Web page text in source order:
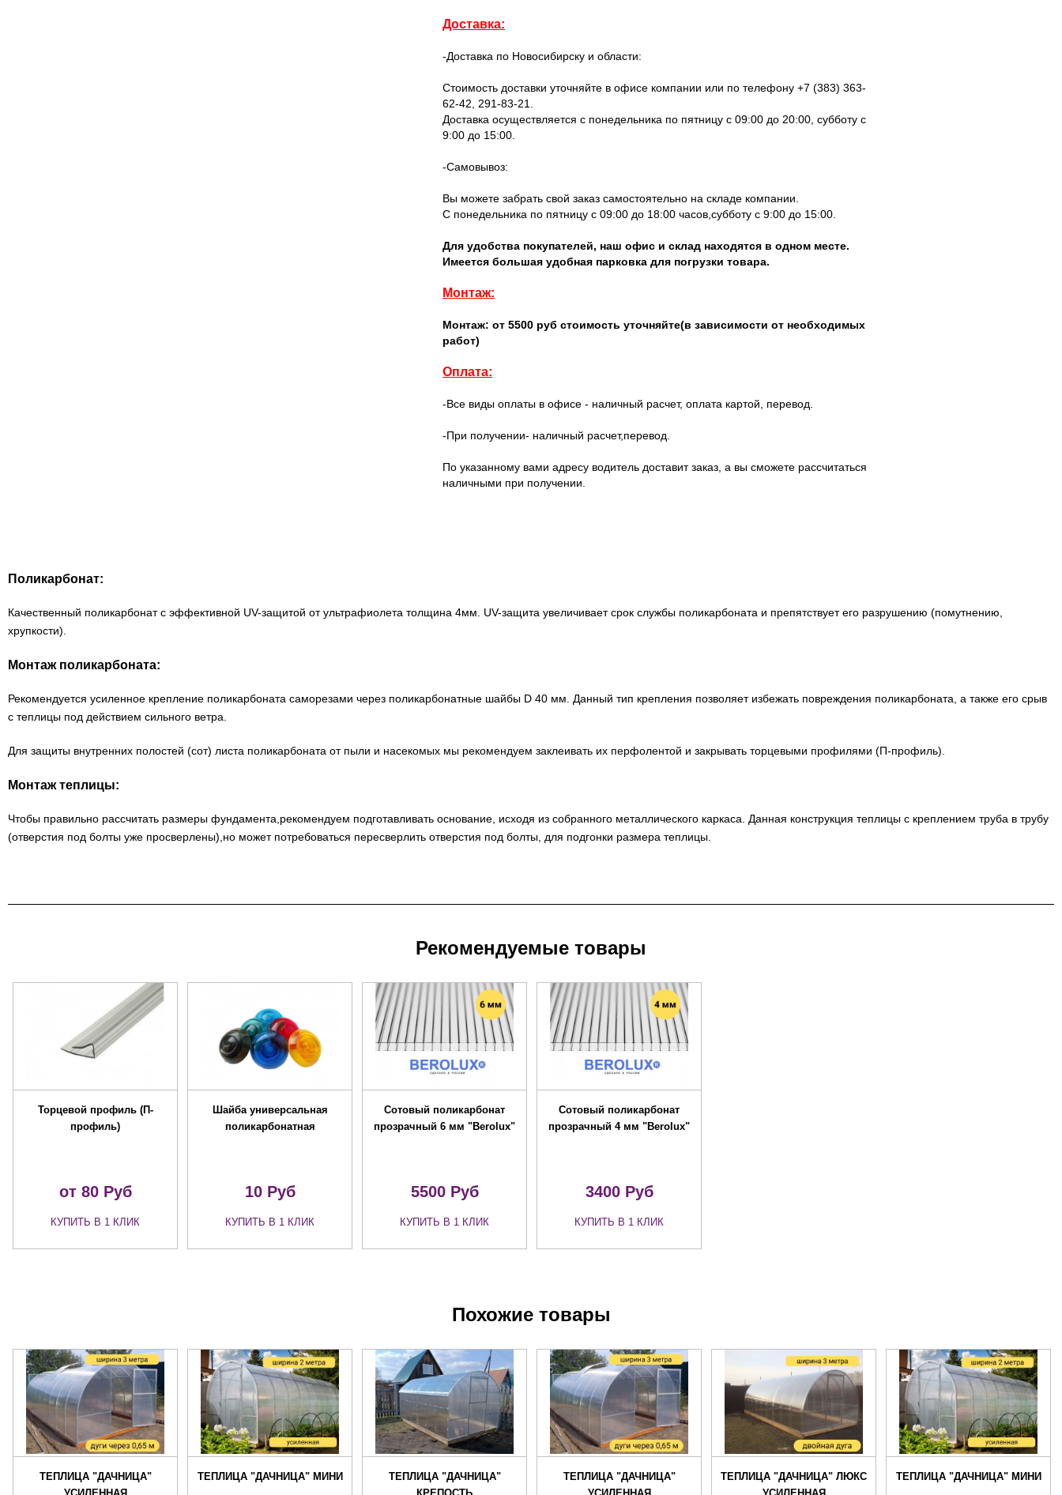
Доставка:
-Доставка по Новосибирску и области:
Стоимость доставки уточняйте в офисе компании или по телефону +7 (383) 363-
62-42, 291-83-21.
Доставка осуществляется с понедельника по пятницу с 09:00 до 20:00, субботу с
9:00 до 15:00.
-Самовывоз:
Вы можете забрать свой заказ самостоятельно на складе компании.
С понедельника по пятницу с 09:00 до 18:00 часов,субботу с 9:00 до 15:00.
Для удобства покупателей, наш офис и склад находятся в одном месте.
Имеется большая удобная парковка для погрузки товара.
Монтаж:
Монтаж: от 5500 руб стоимость уточняйте(в зависимости от необходимых
работ)
Оплата:
-Все виды оплаты в офисе - наличный расчет, оплата картой, перевод.
-При получении- наличный расчет,перевод.
По указанному вами адресу водитель доставит заказ, а вы сможете рассчитаться
наличными при получении.
Поликарбонат:
Качественный поликарбонат с эффективной UV-защитой от ультрафиолета толщина 4мм. UV-защита увеличивает срок службы поликарбоната и препятствует его разрушению (помутнению,
хрупкости).
Монтаж поликарбоната:
Рекомендуется усиленное крепление поликарбоната саморезами через поликарбонатные шайбы D 40 мм. Данный тип крепления позволяет избежать повреждения поликарбоната, а также его срыв
с теплицы под действием сильного ветра.
Для защиты внутренних полостей (сот) листа поликарбоната от пыли и насекомых мы рекомендуем заклеивать их перфолентой и закрывать торцевыми профилями (П-профиль).
Монтаж теплицы:
Чтобы правильно рассчитать размеры фундамента,рекомендуем подготавливать основание, исходя из собранного металлического каркаса. Данная конструкция теплицы с креплением труба в трубу
(отверстия под болты уже просверлены),но может потребоваться пересверлить отверстия под болты, для подгонки размера теплицы.
Рекомендуемые товары
Торцевой профиль (П-
профиль)
от 80Руб
КУПИТЬ В 1 КЛИК
Шайба универсальная
поликарбонатная
10Руб
КУПИТЬ В 1 КЛИК
Сотовый поликарбонат
прозрачный 6 мм "Berolux"
5500Руб
КУПИТЬ В 1 КЛИК
Сотовый поликарбонат
прозрачный 4 мм "Berolux"
3400Руб
КУПИТЬ В 1 КЛИК
Похожие товары
ТЕПЛИЦА "ДАЧНИЦА"
ТЕПЛИЦА "ДАЧНИЦА" МИНИ
ТЕПЛИЦА "ДАЧНИЦА"
ТЕПЛИЦА "ДАЧНИЦА"
ТЕПЛИЦА "ДАЧНИЦА" ЛЮКС
ТЕПЛИЦА "ДАЧНИЦА" МИНИ